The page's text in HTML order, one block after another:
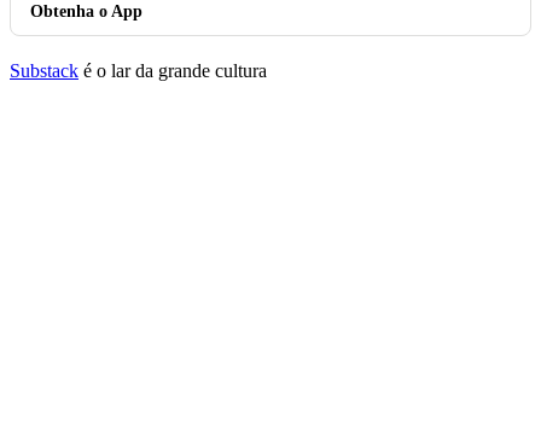
Obtenha o App
Substack é o lar da grande cultura